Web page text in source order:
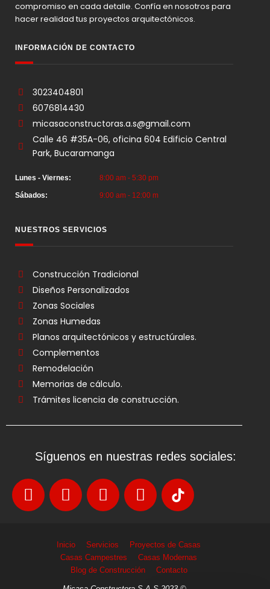
compromiso en cada detalle. Confía en nosotros para
hacer realidad tus proyectos arquitectónicos.
INFORMACIÓN DE CONTACTO
3023404801
6076814430
micasaconstructoras.a.s@gmail.com
Calle 46 #35A-06, oficina 604 Edificio Central
Park, Bucaramanga
Lunes - Viernes: 8:00 am - 5:30 pm
Sábados: 9:00 am - 12:00 m
NUESTROS SERVICIOS
Construcción Tradicional
Diseños Personalizados
Zonas Sociales
Zonas Humedas
Planos arquitectónicos y estructúrales.
Complementos
Remodelación
Memorias de cálculo.
Trámites licencia de construcción.
Síguenos en nuestras redes sociales:
Inicio Servicios
Proyectos de Casas
Casas Campestres
Casas Modernas
Blog de Construcción
Contacto